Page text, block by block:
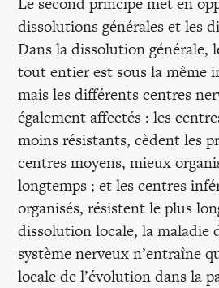
dissolutions générales et les
Dans la dissolution générale,
tout entier est sous la même
mais les différents centres
également affectés : les
moins résistants, cèdent les
centres moyens, mieux
longtemps ; et les centres
organisés, résistent le plus
dissolution locale, la maladie
système nerveux n’entraîne
locale de l’évolution dans la